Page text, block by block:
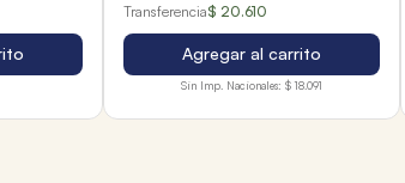
Transferencia$ 20.610
Agregar al carrito
Sin Imp. Nacionales: $ 18.091